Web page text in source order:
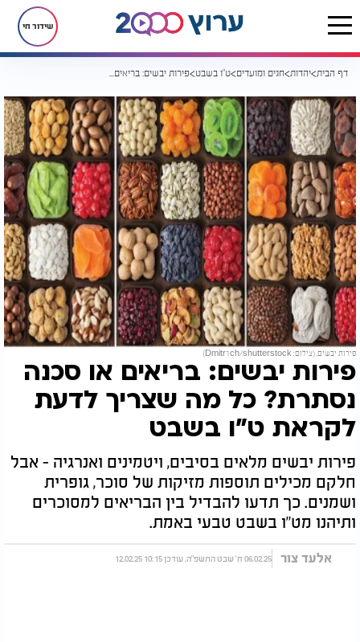
שידור חי
דף הבית יהדות חגים ומועדים ט"ו בשבט פירות יבשים: בריאים או סכנה נסתרת? כל מה שצריך לדעת לקראת ט"ו בשבט
פירות יבשים. (צילום: Dmitr1ch/shutterstock)
פירות יבשים: בריאים או סכנה
נסתרת? כל מה שצריך לדעת
לקראת ט"ו בשבט
פירות יבשים מלאים בסיבים, ויטמינים ואנרגיה - אבל
חלקם מכילים תוספות מזיקות של סוכר, גופרית
ושמנים. כך תדעו להבדיל בין הבריאים למסוכרים
ותיהנו מט"ו בשבט טבעי באמת.
אלעד צור 06.02.25 ח' שבט התשפ"ה, עודכן 10:15 12.02.25